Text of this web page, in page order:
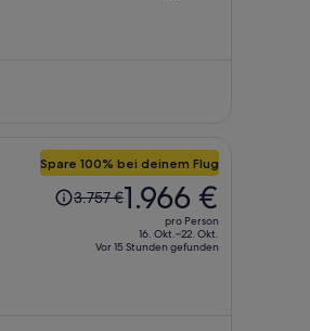
Spare 100% bei deinem Flug
Der
Preis
3.757 €,
3.757 €1.966 €
pro Person
16. Okt.–22. Okt.
Vor 15 Stunden gefunden